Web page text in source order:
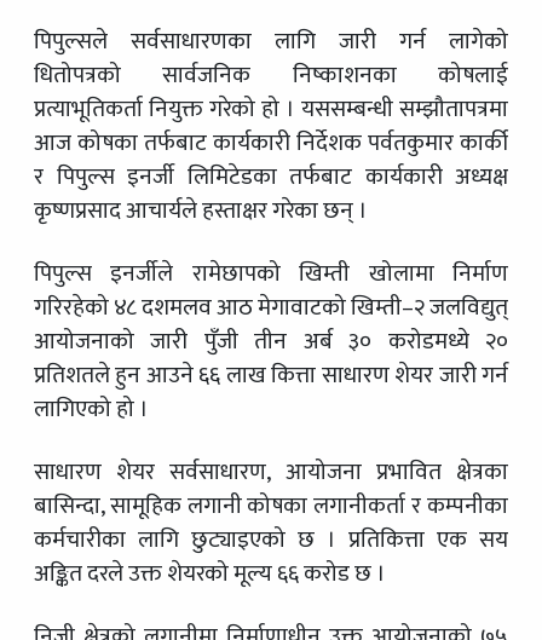
पिपुल्सले सर्वसाधारणका लागि जारी गर्न लागेको
धितोपत्रको सार्वजनिक निष्काशनका कोषलाई
प्रत्याभूतिकर्ता नियुक्त गरेको हो । यससम्बन्धी सम्झौतापत्रमा
आज कोषका तर्फबाट कार्यकारी निर्देशक पर्वतकुमार कार्की
र पिपुल्स इनर्जी लिमिटेडका तर्फबाट कार्यकारी अध्यक्ष
कृष्णप्रसाद आचार्यले हस्ताक्षर गरेका छन् ।
पिपुल्स इनर्जीले रामेछापको खिम्ती खोलामा निर्माण
गरिरहेको ४८ दशमलव आठ मेगावाटको खिम्ती–२ जलविद्युत्
आयोजनाको जारी पुँजी तीन अर्ब ३० करोडमध्ये २०
प्रतिशतले हुन आउने ६६ लाख कित्ता साधारण शेयर जारी गर्न
लागिएको हो ।
साधारण शेयर सर्वसाधारण, आयोजना प्रभावित क्षेत्रका
बासिन्दा, सामूहिक लगानी कोषका लगानीकर्ता र कम्पनीका
कर्मचारीका लागि छुट्याइएको छ । प्रतिकित्ता एक सय
अङ्कित दरले उक्त शेयरको मूल्य ६६ करोड छ ।